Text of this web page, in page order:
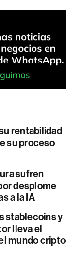
rentabilidad
su proceso
sufren
desplome
a la IA
stablecoins y
lleva el
mundo cripto